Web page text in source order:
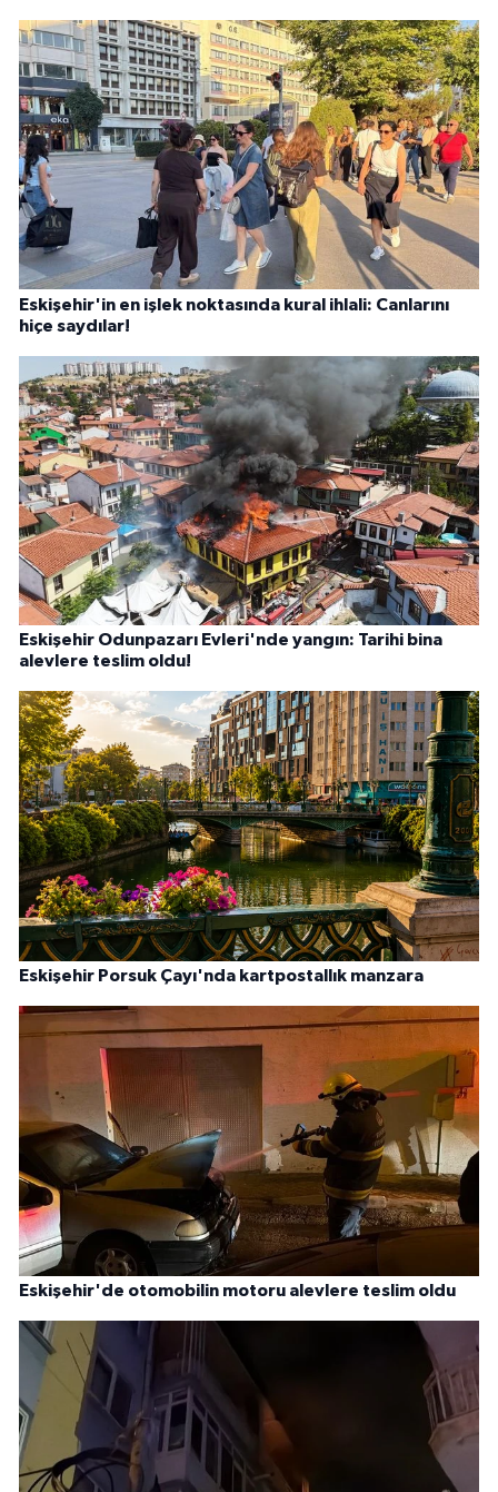
Eskişehir'in en işlek noktasında kural ihlali: Canlarını
hiçe saydılar!
Eskişehir Odunpazarı Evleri'nde yangın: Tarihi bina
alevlere teslim oldu!
Eskişehir Porsuk Çayı'nda kartpostallık manzara
Eskişehir'de otomobilin motoru alevlere teslim oldu